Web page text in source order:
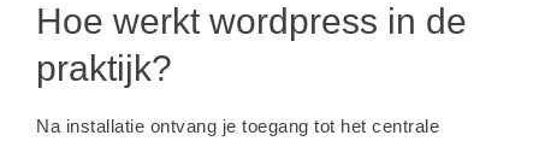
Hoe werkt wordpress in de
praktijk?
Na installatie ontvang je toegang tot het centrale